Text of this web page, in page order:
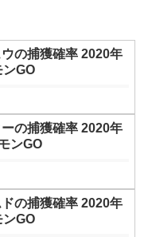
獲確率 2020年
GO
獲確率 2020年
ンGO
獲確率 2020年
GO